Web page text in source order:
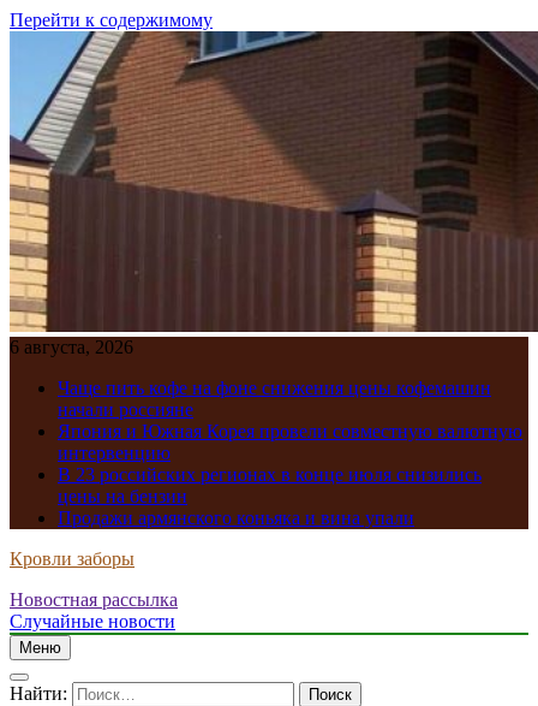
Перейти к содержимому
6 августа, 2026
Чаще пить кофе на фоне снижения цены кофемашин
начали россияне
Япония и Южная Корея провели совместную валютную
интервенцию
В 23 российских регионах в конце июля снизились
цены на бензин
Продажи армянского коньяка и вина упали
Кровли заборы
Новостная рассылка
Случайные новости
Меню
Найти: